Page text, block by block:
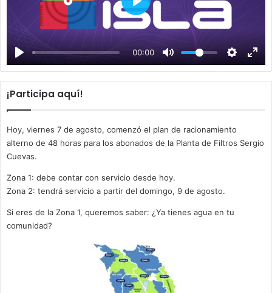
00:00
P
y
¡Participa aquí!
Hoy, viernes 7 de agosto, comenzó el plan de racionamiento
alterno de 48 horas para los abonados de la Planta de Filtros Sergio
Cuevas.
Zona 1: debe contar con servicio desde hoy.
Zona 2: tendrá servicio a partir del domingo, 9 de agosto.
Si eres de la Zona 1, queremos saber: ¿Ya tienes agua en tu
comunidad?